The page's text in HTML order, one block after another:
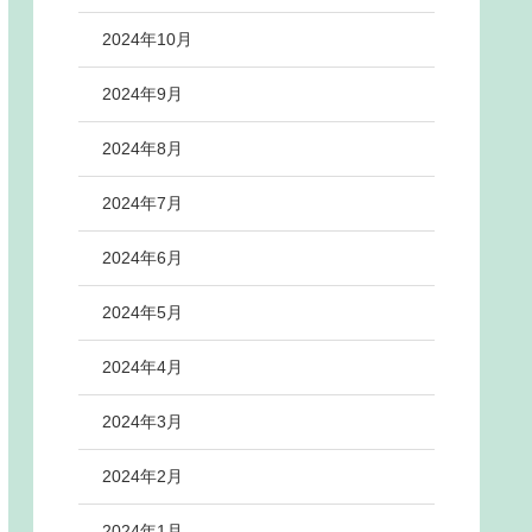
2024年10月
2024年9月
2024年8月
2024年7月
2024年6月
2024年5月
2024年4月
2024年3月
2024年2月